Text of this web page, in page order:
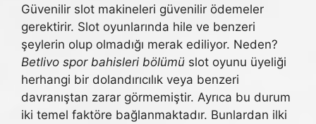
Güvenilir slot makineleri güvenilir ödemeler
gerektirir. Slot oyunlarında hile ve benzeri
şeylerin olup olmadığı merak ediliyor. Neden?
Betlivo spor bahisleri bölümü slot oyunu üyeliği
herhangi bir dolandırıcılık veya benzeri
davranıştan zarar görmemiştir. Ayrıca bu durum
iki temel faktöre bağlanmaktadır. Bunlardan ilki